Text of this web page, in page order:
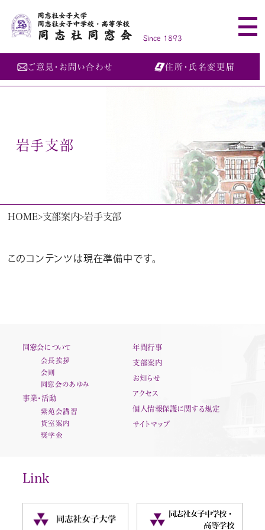
同志社女子大学
同志社女子中学校・高等学校
同志社同窓会 Since 1893
ご意見・お問い合わせ 住所・氏名変更届
岩手支部
HOME 支部案内 岩手支部
このコンテンツは現在準備中です。
同窓会について
会長挨拶
会則
同窓会のあゆみ
事業・活動
紫苑会講習
貸室案内
奨学金
年間行事
支部案内
お知らせ
アクセス
個人情報保護に関する規定
サイトマップ
Link